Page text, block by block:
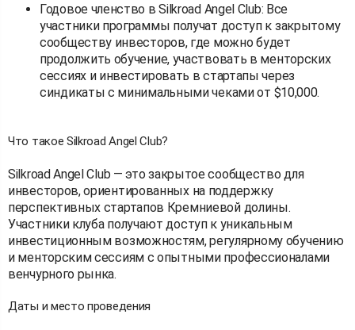
Годовое членство в Silkroad Angel Club: Все
участники программы получат доступ к закрытому
сообществу инвесторов, где можно будет
продолжить обучение, участвовать в менторских
сессиях и инвестировать в стартапы через
синдикаты с минимальными чеками от $10,000.
Что такое Silkroad Angel Club?
Silkroad Angel Club — это закрытое сообщество для
инвесторов, ориентированных на поддержку
перспективных стартапов Кремниевой долины.
Участники клуба получают доступ к уникальным
инвестиционным возможностям, регулярному обучению
и менторским сессиям с опытными профессионалами
венчурного рынка.
Даты и место проведения